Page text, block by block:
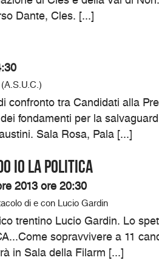
Dante, Cles. [...]
confronto tra Candidati alla
fondamenti per la
Sala Rosa, Pala [...]
IO LA POLITICA
2013 ore 20:30
di e con Lucio Gardin
trentino Lucio Gardin. Lo
sopravvivere a 11
in Sala della Filarm [...]